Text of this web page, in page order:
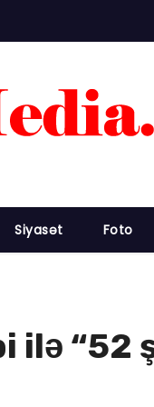
Siyasət Foto
“52